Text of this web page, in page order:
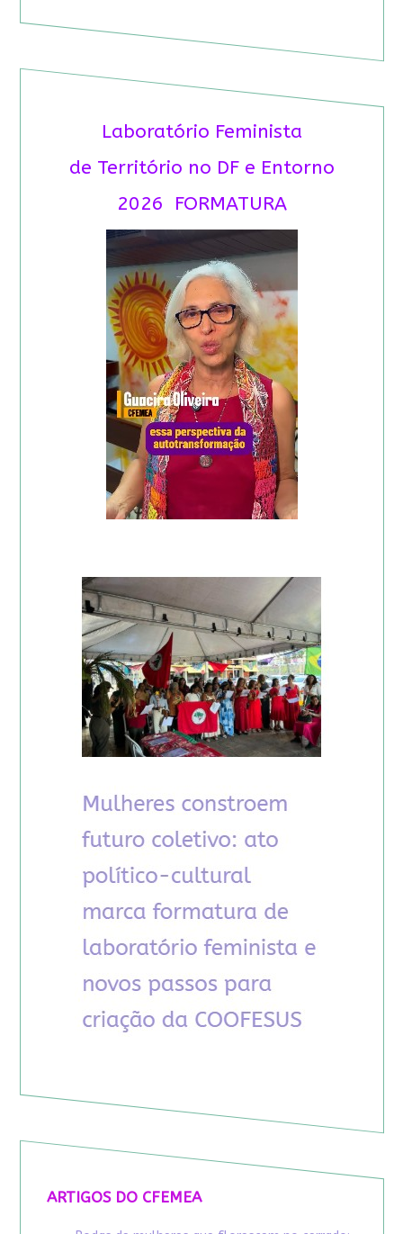
Laboratório Feminista
de Território no DF e Entorno
2026 FORMATURA
ARTIGOS DO CFEMEA